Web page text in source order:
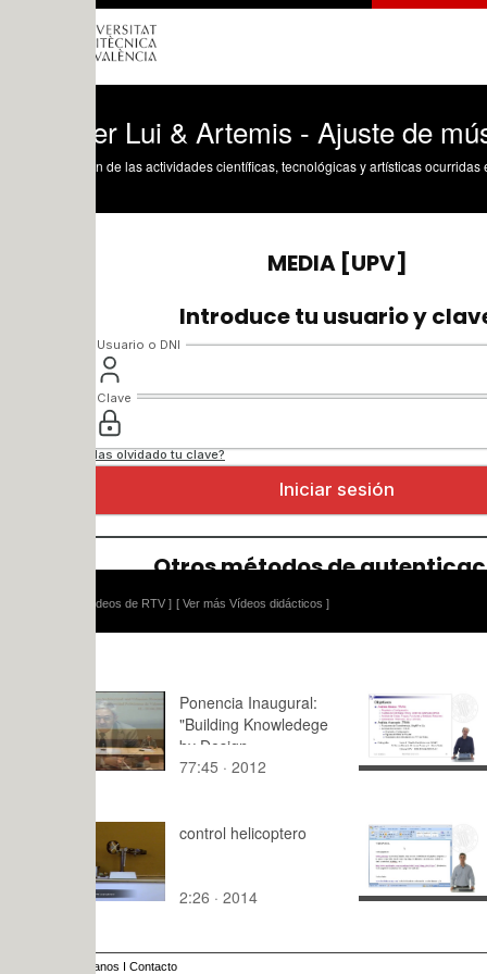
Lui & Artemis - Ajuste de música
de las actividades científicas, tecnológicas y artísticas ocurridas en los tres
[ Ver más Vídeos didácticos ]
Ponencia Inaugural:
"Building Knowledege
by Design
77:45 · 2012
Prontuario
PSpice:
.TRAN (II)
21:18 ·
control helicoptero
2:26 · 2014
páginas
13:10 ·